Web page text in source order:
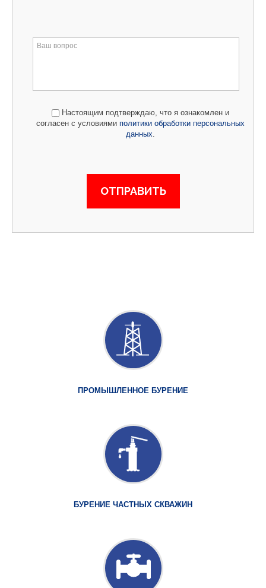
Настоящим подтверждаю, что я ознакомлен и
согласен с условиями политики обработки персональных
данных.
ПРОМЫШЛЕННОЕ БУРЕНИЕ
БУРЕНИЕ ЧАСТНЫХ СКВАЖИН